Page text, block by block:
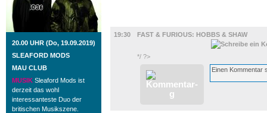
20.00 UHR (Do, 19.09.2019)
SLEAFORD MODS
MAU CLUB
MUSIK Sleaford Mods ist
derzeit das wohl
interessanteste Duo der
britischen Musikszene.
19:30
FAST & FURIOUS: HOBBS & SHAW
*/ ?>